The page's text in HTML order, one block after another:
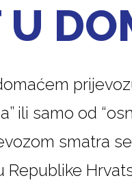
U
ili samo od
smatra